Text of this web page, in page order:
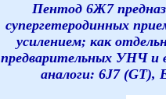
Пентод 6Ж7
супергетеродинных
усилением; как
предварительных УНЧ и
аналоги: 6J7 (GT),